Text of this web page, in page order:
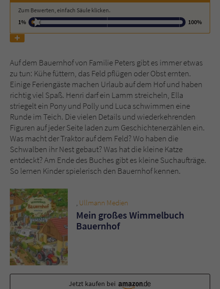
Zum Bewerten, einfach Säule klicken.
1%
100%
Auf dem Bauernhof von Familie Peters gibt es immer etwas
zu tun: Kühe füttern, das Feld pflügen oder Obst ernten.
Einige Feriengäste machen Urlaub auf dem Hof und haben
richtig viel Spaß. Henri darf ein Lamm streicheln, Ella
striegelt ein Pony und Polly und Luca schwimmen eine
Runde im Teich. Die vielen Details und wiederkehrenden
Figuren auf jeder Seite laden zum Geschichtenerzählen ein.
Was macht der Traktor auf dem Feld? Wo haben die
Schwalben ihr Nest gebaut? Was hat die kleine Katze
entdeckt? Am Ende des Buches gibt es kleine Suchaufträge.
So lernen Kinder spielerisch den Bauernhof kennen.
Ullmann Medien
Mein großes Wimmelbuch
Bauernhof
Jetzt kaufen bei
Name tx_pwcomments_ahash
Laufzeit 1 Jahr
Zweck Cookie für Kommentare einzelner Buchtitel
fe_typo_user
Anbieter Literatur-Couch Medien GmbH & Co. KG
Laufzeit Session
Zweck
Kommunikation der Webseite mit dem
Benutzer. Es wird benötigt um z. B. den
Sicherheitscode des Kontaktformulars zu